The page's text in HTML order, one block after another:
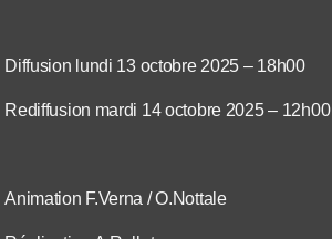
Diffusion lundi 13 octobre 2025 – 18h00
Rediffusion mardi 14 octobre 2025 – 12h00
Animation F.Verna / O.Nottale